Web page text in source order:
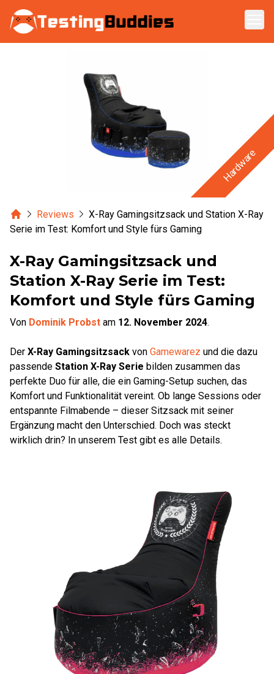
Zum Hauptinhalt springen
Hardware
HomeReviews
X-Ray Gamingsitzsack und Station X-Ray
Serie im Test: Komfort und Style fürs Gaming
X-Ray Gamingsitzsack und
Station X-Ray Serie im Test:
Komfort und Style fürs Gaming
Von Dominik Probst am 12. November 2024.
Der X-Ray Gamingsitzsack von Gamewarez und die dazu
passende Station X-Ray Serie bilden zusammen das
perfekte Duo für alle, die ein Gaming-Setup suchen, das
Komfort und Funktionalität vereint. Ob lange Sessions oder
entspannte Filmabende – dieser Sitzsack mit seiner
Ergänzung macht den Unterschied. Doch was steckt
wirklich drin? In unserem Test gibt es alle Details.